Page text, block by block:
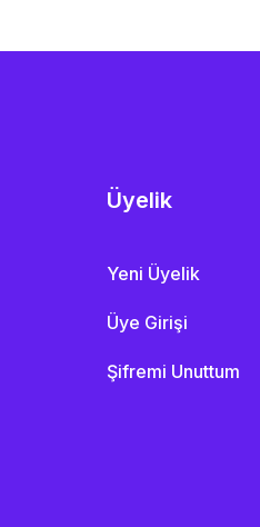
Üyelik
Yeni Üyelik
Üye Girişi
Şifremi Unuttum